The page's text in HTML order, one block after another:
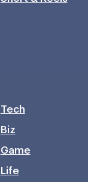
Tech
Biz
Game
Life